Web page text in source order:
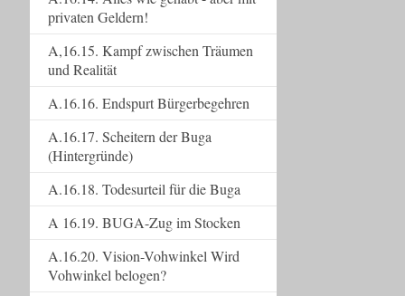
privaten Geldern!
A,16.15. Kampf zwischen Träumen
und Realität
A.16.16. Endspurt Bürgerbegehren
A.16.17. Scheitern der Buga
(Hintergründe)
A.16.18. Todesurteil für die Buga
A 16.19. BUGA-Zug im Stocken
A.16.20. Vision-Vohwinkel Wird
Vohwinkel belogen?